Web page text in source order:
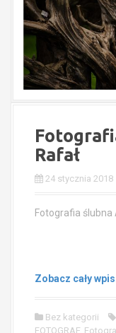
Rafał
24 stycznia 2018
Fotografia ślubna
Zobacz cały
Bez kategorii
FOTOGRAF